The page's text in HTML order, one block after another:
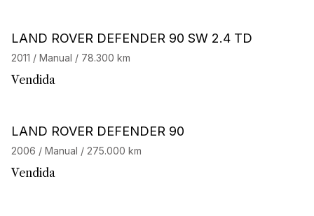
LAND ROVER DEFENDER 90 SW 2.4 TD
2011 / Manual / 78.300 km
Vendida
LAND ROVER DEFENDER 90
2006 / Manual / 275.000 km
Vendida